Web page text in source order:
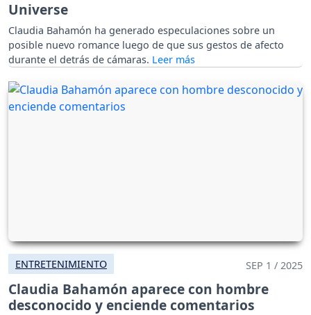
Universe
Claudia Bahamón ha generado especulaciones sobre un
posible nuevo romance luego de que sus gestos de afecto
durante el detrás de cámaras.
ENTRETENIMIENTO SEP 1 / 2025
Claudia Bahamón aparece con hombre
desconocido y enciende comentarios